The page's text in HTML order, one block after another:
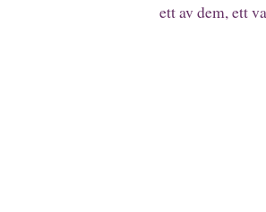
ett av dem, ett